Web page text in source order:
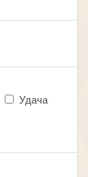
Удача